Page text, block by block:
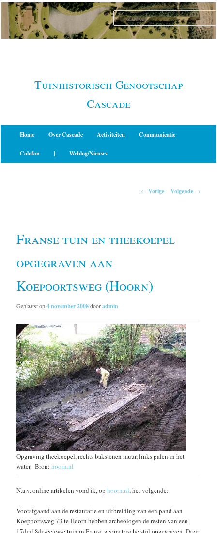
Spring
naar
primaire
Tuinhistorisch Genootschap
Cascade
Home Over Cascade Activiteiten Communicatie
Colofon | Weblog/Nieuws
← Vorige Volgende →
Franse tuin en theekoepel
opgegraven aan
Koepoortsweg (Hoorn)
Geplaatst op4 november 2008dooradmin
Opgraving theekoepel, rechts bakstenen muur, links palen in het
water. Bron:hoorn.nl
N.a.v. online artikelen vond ik, ophoorn.nl, het volgende:
Voorafgaand aan de restauratie en uitbreiding van een pand aan
Koepoortsweg 73 te Hoorn hebben archeologen de resten van een
17de/18de-eeuwse tuin in Franse geometrische stijl opgegraven. Deze